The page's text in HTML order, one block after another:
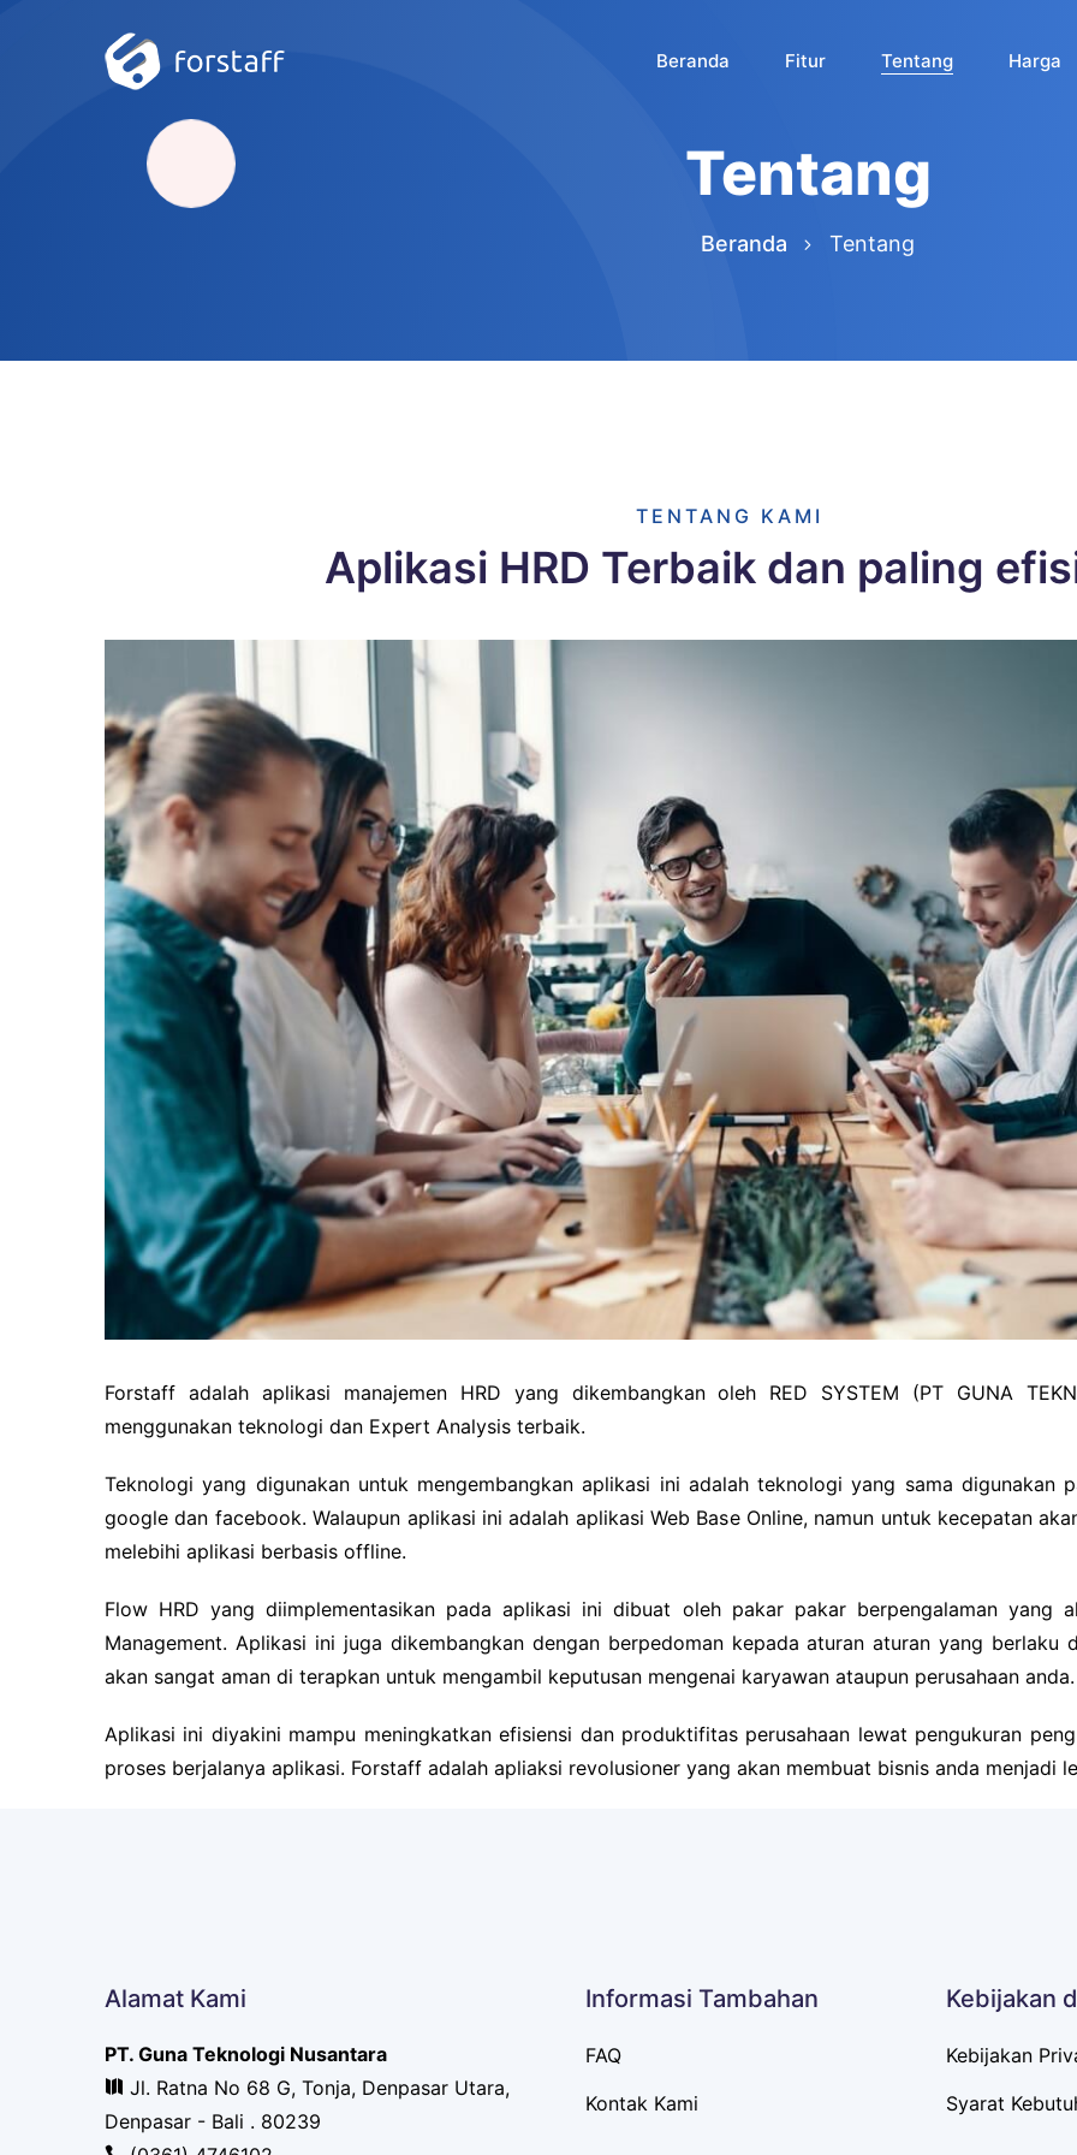
Beranda Fitur Tentang Harga
Tentang
Beranda Tentang
TENTANG KAMI
Aplikasi HRD Terbaik dan paling
Forstaff adalah aplikasi manajemen HRD yang dikembangkan oleh RED SYSTEM (PT GUNA
menggunakan teknologi dan Expert Analysis terbaik.
Teknologi yang digunakan untuk mengembangkan aplikasi ini adalah teknologi yang sama digunakan
google dan facebook. Walaupun aplikasi ini adalah aplikasi Web Base Online, namun untuk kecepatan
melebihi aplikasi berbasis offline.
Flow HRD yang diimplementasikan pada aplikasi ini dibuat oleh pakar pakar berpengalaman yang
Management. Aplikasi ini juga dikembangkan dengan berpedoman kepada aturan aturan yang berlaku
akan sangat aman di terapkan untuk mengambil keputusan mengenai karyawan ataupun perusahaan anda.
Aplikasi ini diyakini mampu meningkatkan efisiensi dan produktifitas perusahaan lewat pengukuran
proses berjalanya aplikasi. Forstaff adalah apliaksi revolusioner yang akan membuat bisnis anda menjadi
Alamat Kami
PT. Guna Teknologi Nusantara
Jl. Ratna No 68 G, Tonja, Denpasar Utara,
Denpasar - Bali . 80239
Informasi Tambahan
FAQ
Kontak Kami
Kebijakan
Kebijakan
Syarat